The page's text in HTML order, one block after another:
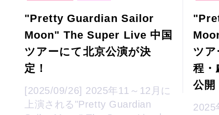
"Pretty Guardian Sailor
Moon" The Super Live 中国
ツアーにて北京公演が決
定！
[2025/09/26] 2025年11～12月に
上演される"Pretty Guardian
ツ
程・
公開
2025